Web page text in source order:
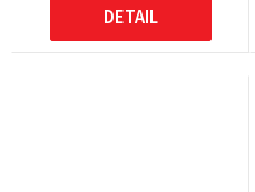
DETAIL